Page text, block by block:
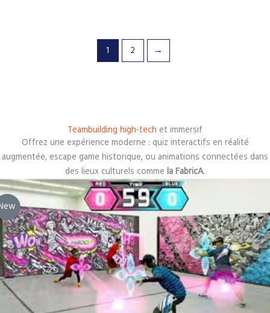
1 2 →
Teambuilding high-tech et immersif
Offrez une expérience moderne : quiz interactifs en réalité
augmentée, escape game historique, ou animations connectées dans
des lieux culturels comme la FabricA.